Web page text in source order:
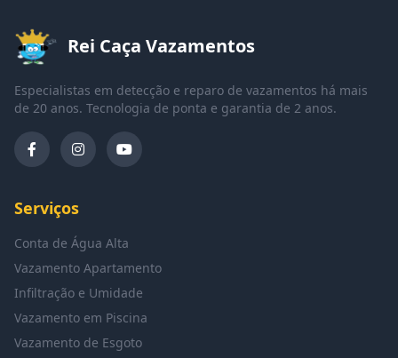
Rei Caça Vazamentos
Especialistas em detecção e reparo de vazamentos há mais
de 20 anos. Tecnologia de ponta e garantia de 2 anos.
Serviços
Conta de Água Alta
Vazamento Apartamento
Infiltração e Umidade
Vazamento em Piscina
Vazamento de Esgoto